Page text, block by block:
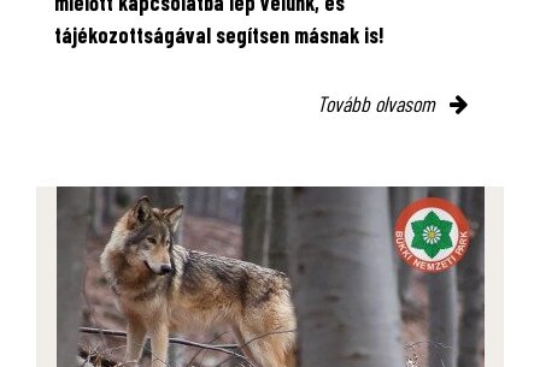
tájékozottságával segítsen másnak is!
Tovább olvasom